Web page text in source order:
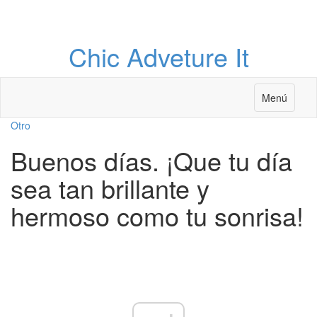
Chic Adveture It
Menú
Otro
Buenos días. ¡Que tu día
sea tan brillante y
hermoso como tu sonrisa!